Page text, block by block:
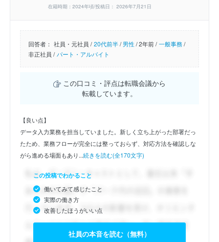
在籍時期：2024年頃/投稿日： 2026年7月21日
回答者： 社員・元社員 / 20代前半/男性/2年前 / 一般事務/
非正社員 / パート・アルバイト
この口コミ・評点は転職会議から
転載しています。
【良い点】
データ入力業務を担当していました。新しく立ち上がった部署だっ
たため、業務フローが完全には整っておらず、対応方法を確認しな
がら進める場面もあり...続きを読む(全170文字)
この投稿でわかること
働いてみて感じたこと
実際の働き方
改善したほうがいい点
社員の本音を読む（無料）